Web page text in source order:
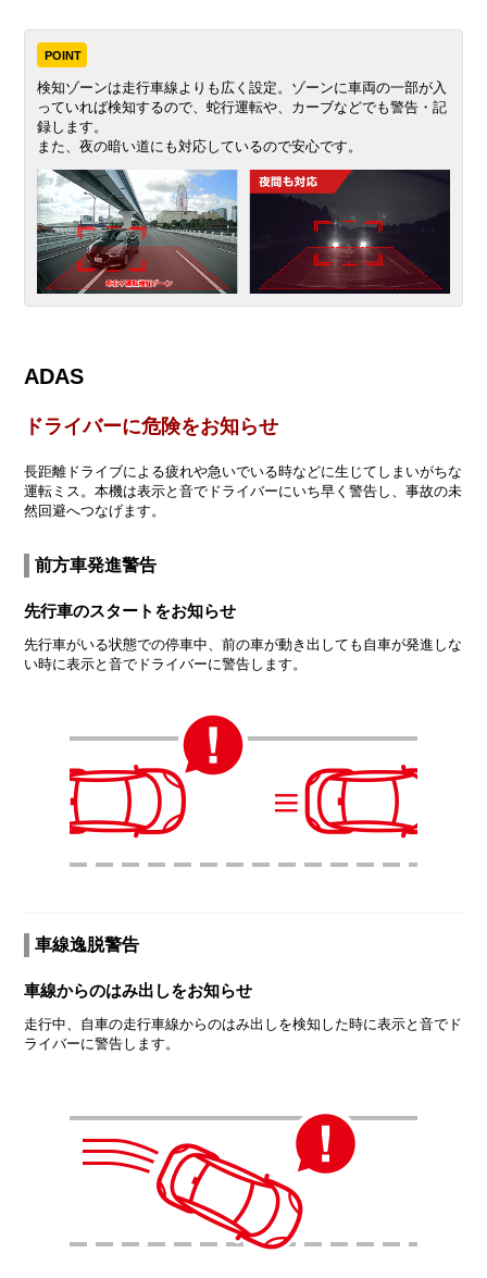
POINT
検知ゾーンは走行車線よりも広く設定。ゾーンに車両の一部が入
っていれば検知するので、蛇行運転や、カーブなどでも警告・記
録します。
また、夜の暗い道にも対応しているので安心です。
ADAS
ドライバーに危険をお知らせ
長距離ドライブによる疲れや急いでいる時などに生じてしまいがちな
運転ミス。本機は表示と音でドライバーにいち早く警告し、事故の未
然回避へつなげます。
前方車発進警告
先行車のスタートをお知らせ
先行車がいる状態での停車中、前の車が動き出しても自車が発進しな
い時に表示と音でドライバーに警告します。
車線逸脱警告
車線からのはみ出しをお知らせ
走行中、自車の走行車線からのはみ出しを検知した時に表示と音でド
ライバーに警告します。